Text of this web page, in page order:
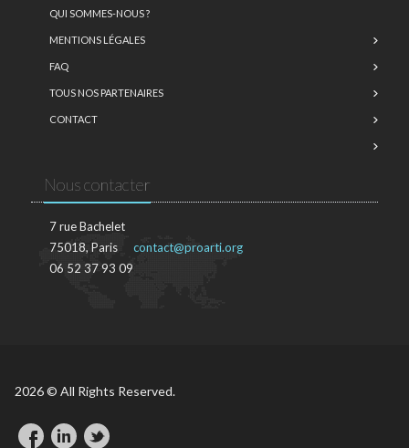
QUI SOMMES-NOUS ?
MENTIONS LÉGALES
FAQ
TOUS NOS PARTENAIRES
CONTACT
Nous contacter
7 rue Bachelet
75018, Paris
06 52 37 93 09
contact@proarti.org
2026 © All Rights Reserved.